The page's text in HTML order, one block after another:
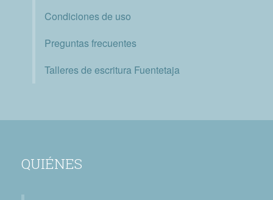
Condiciones de uso
Preguntas frecuentes
Talleres de escritura Fuentetaja
QUIÉNES